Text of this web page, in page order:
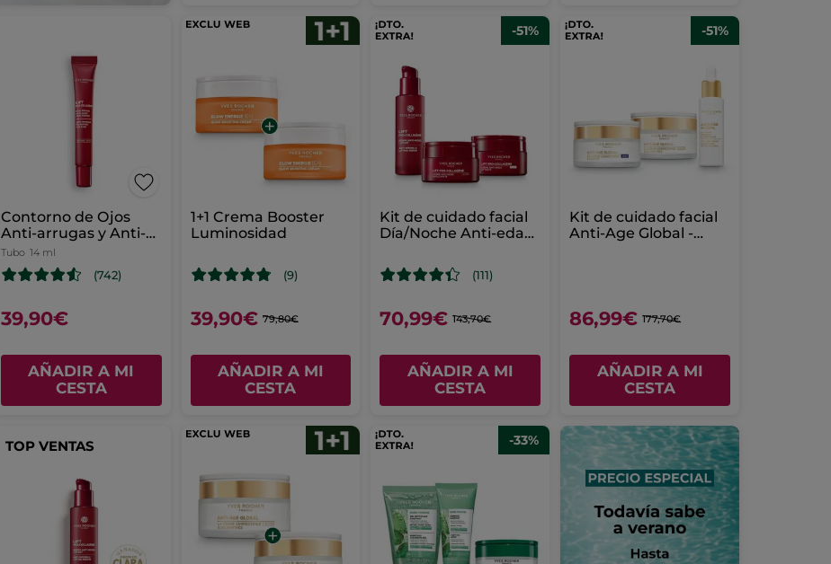
Contorno de Ojos
Anti-arrugas y Anti-
bolsas
Tubo 14 ml
(742)
39,90€
AÑADIR A MI
CESTA
1+1 Crema Booster
Luminosidad
(9)
39,90€ 79,80€
AÑADIR A MI
CESTA
-51%
Kit de cuidado facial
Día/Noche Anti-edad
(111)
70,99€ 143,70€
AÑADIR A MI
CESTA
-51%
Kit de cuidado facial
Anti-Age Global -
86,99€ 177,70€
AÑADIR A MI
CESTA
TOP VENTAS -33%